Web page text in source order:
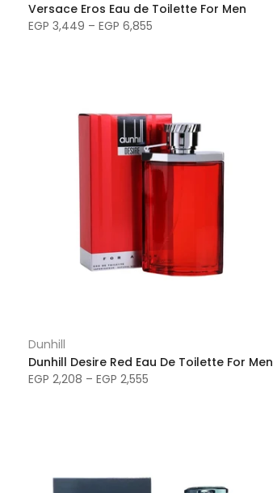
Versace Eros Eau de Toilette For Men
EGP 3,449 – EGP 6,855
Dunhill
Dunhill Desire Red Eau De Toilette For Men
EGP 2,208 – EGP 2,555